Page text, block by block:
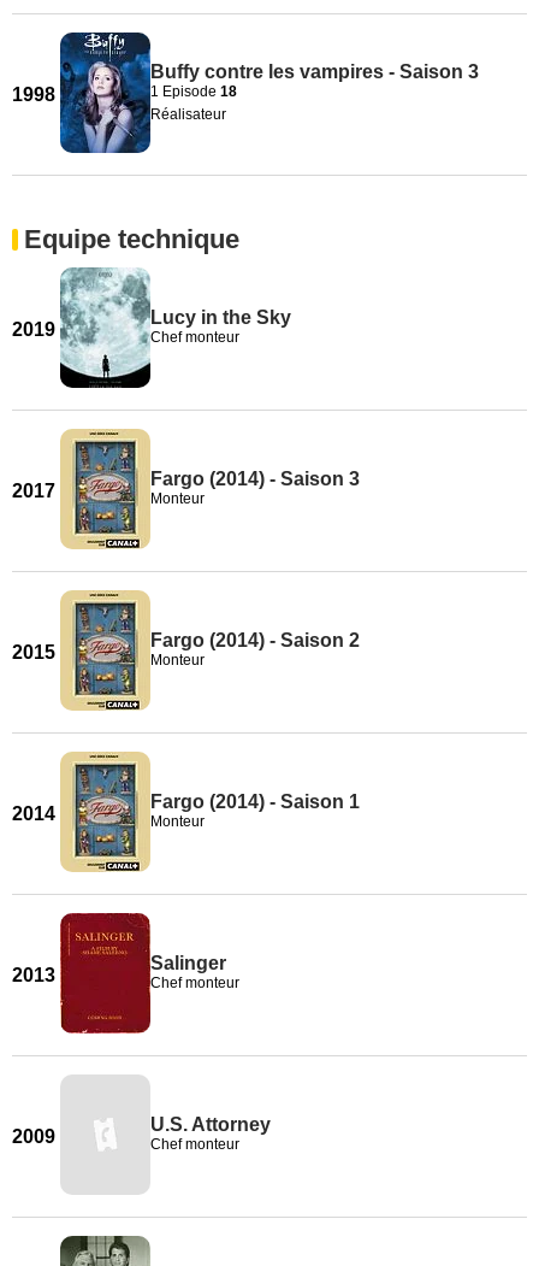
1998
Buffy contre les vampires - Saison 3
1 Episode 18
Réalisateur
Equipe technique
2019
Lucy in the Sky
Chef monteur
2017
Fargo (2014) - Saison 3
Monteur
2015
Fargo (2014) - Saison 2
Monteur
2014
Fargo (2014) - Saison 1
Monteur
2013
Salinger
Chef monteur
2009
U.S. Attorney
Chef monteur